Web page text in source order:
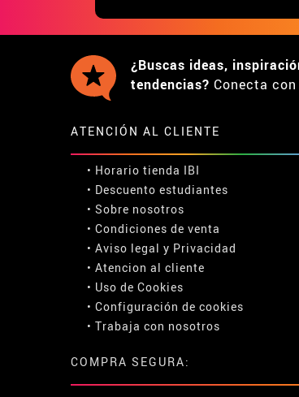
¿Buscas ideas,
tendencias? Conecta
ATENCIÓN AL CLIENTE
• Horario tienda IBI
• Descuento estudiantes
• Sobre nosotros
• Condiciones de venta
• Aviso legal y Privacidad
• Atencion al cliente
• Uso de Cookies
• Configuración de cookies
• Trabaja con nosotros
COMPRA SEGURA: